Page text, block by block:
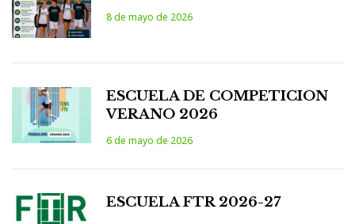
8 de mayo de 2026
ESCUELA DE COMPETICION
VERANO 2026
6 de mayo de 2026
ESCUELA FTR 2026-27